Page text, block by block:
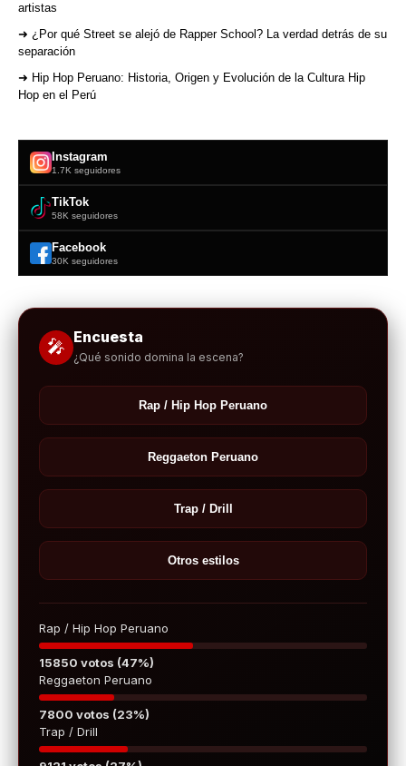
artistas
➜ ¿Por qué Street se alejó de Rapper School? La verdad detrás de su
separación
➜ Hip Hop Peruano: Historia, Origen y Evolución de la Cultura Hip
Hop en el Perú
Instagram
1.7K seguidores
TikTok
58K seguidores
Facebook
30K seguidores
🎤 Encuesta
¿Qué sonido domina la escena?
Rap / Hip Hop Peruano
Reggaeton Peruano
Trap / Drill
Otros estilos
Rap / Hip Hop Peruano
15850 votos (47%)
Reggaeton Peruano
7800 votos (23%)
Trap / Drill